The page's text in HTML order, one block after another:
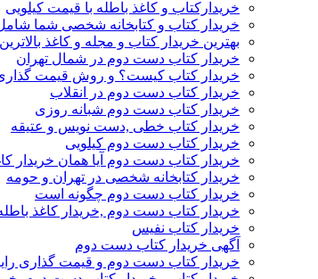
خریدارکتاب و کاغذ باطله با قیمت کیلویی
خریدار کتاب و کتابخانه شخصی شما
بهترین خریدار کتاب و مجله و کاغذ
خریدار کتاب دست دوم در شمال تهران
خریدار کتاب کیست؟ و روش قیمت
خریدار کتاب دست دوم در انقلاب
خریدار کتاب دست دوم شبانه روزی
خریدار کتاب خطی ,دست نویس و عتیقه
خریدار کتاب دست دوم کیلویی
خریدار کتاب دست دوم آیا همان خریدار
خریدار کتابخانه شخصی در تهران و حومه
خریدار کتاب دست دوم چگونه است
خریدار کتاب دست دوم ,خریدار کاغذ
خریدار کتاب نفیس
آگهی خریدار کتاب دست دوم
خریدار کتاب دست دوم و قیمت گذاری